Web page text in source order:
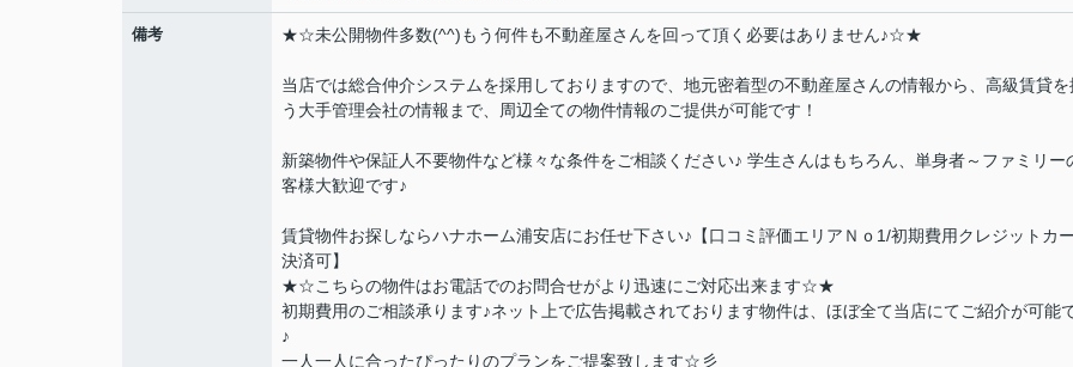
備考 ★☆未公開物件多数(^^)もう何件も不動産屋さんを回って頂く必要はありません♪☆★
当店では総合仲介システムを採用しておりますので、地元密着型の不動産屋さんの情報から、高級賃貸を
う大手管理会社の情報まで、周辺全ての物件情報のご提供が可能です！
新築物件や保証人不要物件など様々な条件をご相談ください♪ 学生さんはもちろん、単身者～ファミリー
客様大歓迎です♪
賃貸物件お探しならハナホーム浦安店にお任せ下さい♪【口コミ評価エリアＮｏ1/初期費用クレジットカ
決済可】
★☆こちらの物件はお電話でのお問合せがより迅速にご対応出来ます☆★
初期費用のご相談承ります♪ネット上で広告掲載されております物件は、ほぼ全て当店にてご紹介が可能
♪
一人一人に合ったぴったりのプランをご提案致します☆彡